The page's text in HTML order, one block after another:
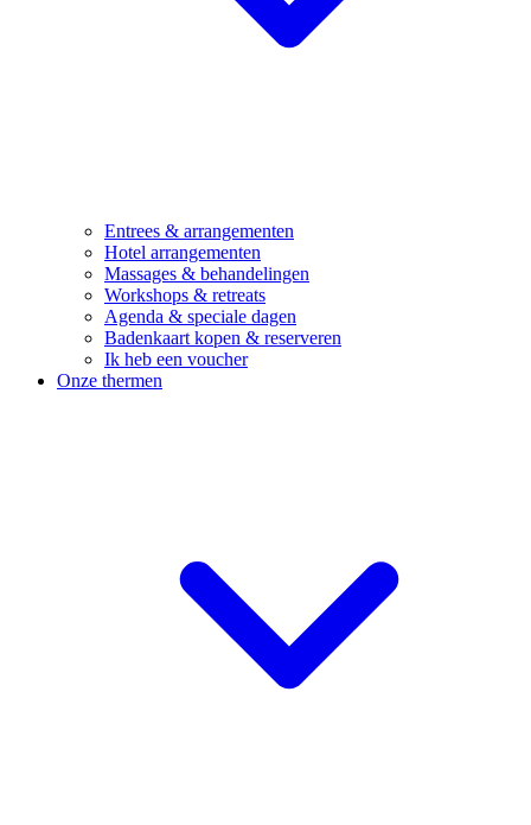
Entrees & arrangementen
Hotel arrangementen
Massages & behandelingen
Workshops & retreats
Agenda & speciale dagen
Badenkaart kopen & reserveren
Ik heb een voucher
Onze thermen